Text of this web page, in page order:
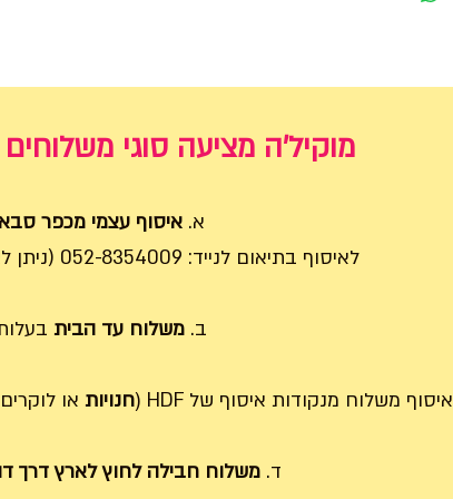
מוקיל'ה מציעה סוגי
א.איסוף עצמי מכפר
לאיסוף בתיאום לנייד: 052-8354009 (ניתן לאסוף גם בשעות הערב וסופ"ש).
ב.משלוח עד הבית
איסוף משלוח מנקודות איסוף של HDF ( חנויות או
ד. משלוח חבילה לחוץ לארץ דרך